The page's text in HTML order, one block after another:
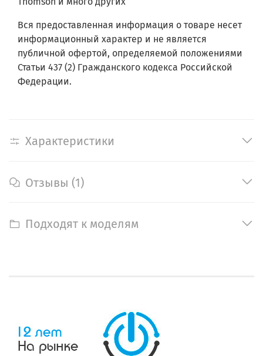
Вся предоставленная информация о товаре несет
информационный характер и не является
публичной офертой, определяемой положениями
Статьи 437 (2) Гражданского кодекса Российской
Федерации.
Характеристики
Отзывы (1)
Подходят к моделям